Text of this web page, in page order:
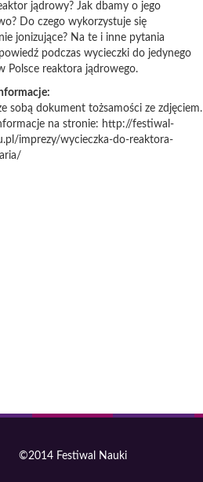
jądrowy? Jak dbamy o jego
Do czego wykorzystuje się
jonizujące? Na te i inne pytania
podczas wycieczki do jedynego
Polsce reaktora jądrowego.
sobą dokument tożsamości ze zdjęciem.
na stronie: http://festiwal-
imprezy/wycieczka-do-reaktora-
©2014 Festiwal Nauki